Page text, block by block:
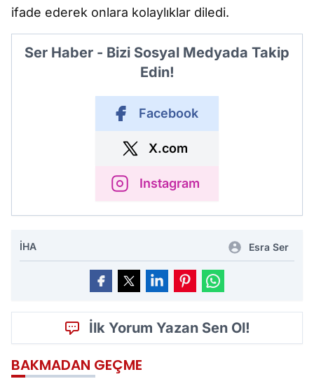
ifade ederek onlara kolaylıklar diledi.
Ser Haber - Bizi Sosyal Medyada Takip
Edin!
Facebook
X.com
Instagram
İHA Esra Ser
İlk Yorum Yazan Sen Ol!
BAKMADAN GEÇME